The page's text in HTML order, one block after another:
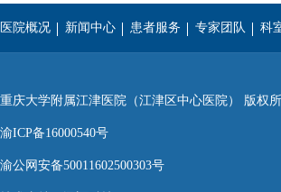
医院概况 新闻中心 患者服务 专家团队 科
重庆大学附属江津医院（江津区中心医院） 版权
渝ICP备16000540号
渝公网安备50011602500303号